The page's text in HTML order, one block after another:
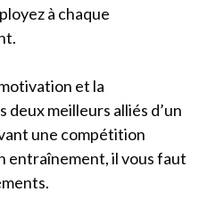
à chaque
et la
meilleurs alliés d’un
une compétition
entraînement, il vous faut